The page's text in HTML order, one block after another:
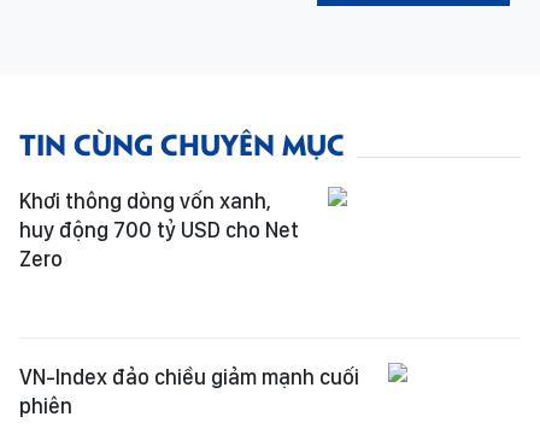
TIN CÙNG CHUYÊN MỤC
Khơi thông dòng vốn xanh,
huy động 700 tỷ USD cho Net
Zero
VN-Index đảo chiều giảm mạnh cuối
phiên